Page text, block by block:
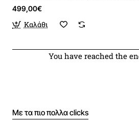
499,00€
Καλάθι
You have reached the
Με τα πιο πολλα clicks